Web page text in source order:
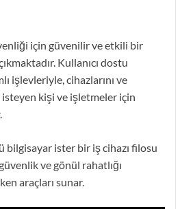
için güvenilir ve etkili bir
Kullanıcı dostu
işlevleriyle, cihazlarını ve
kişi ve işletmeler için
bilgisayar ister bir iş cihazı filosu
ve gönül rahatlığı
araçları sunar.